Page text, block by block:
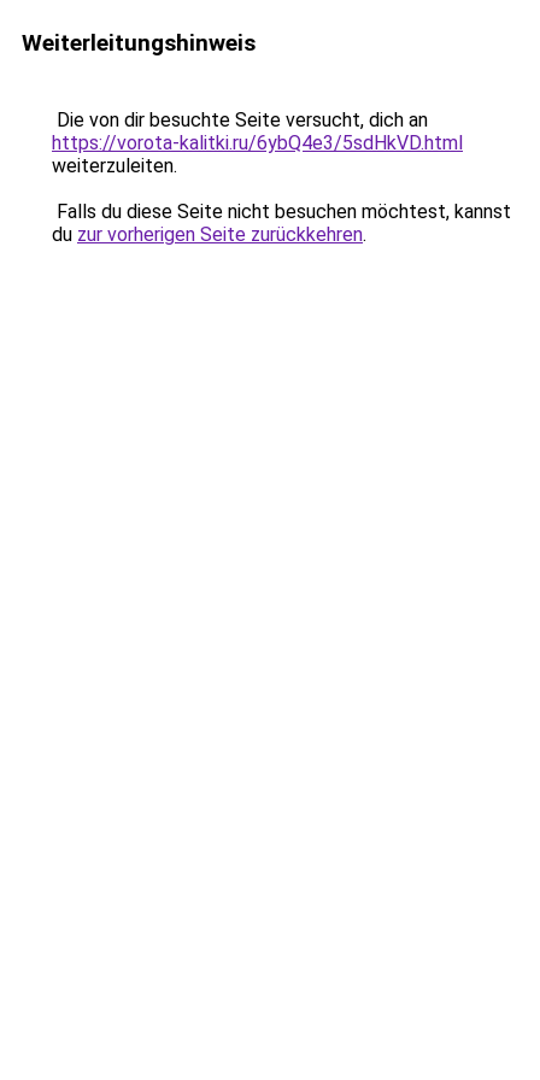
Weiterleitungshinweis
Die von dir besuchte Seite versucht, dich an
https://vorota-kalitki.ru/6ybQ4e3/5sdHkVD.html
weiterzuleiten.
Falls du diese Seite nicht besuchen möchtest, kannst
du zur vorherigen Seite zurückkehren.